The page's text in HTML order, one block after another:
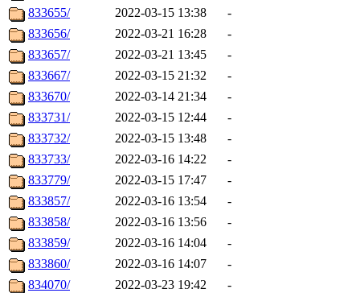
833655/
2022-03-15 13:38
-
833656/
2022-03-21 16:28
-
833657/
2022-03-21 13:45
-
833667/
2022-03-15 21:32
-
833670/
2022-03-14 21:34
-
833731/
2022-03-15 12:44
-
833732/
2022-03-15 13:48
-
833733/
2022-03-16 14:22
-
833779/
2022-03-15 17:47
-
833857/
2022-03-16 13:54
-
833858/
2022-03-16 13:56
-
833859/
2022-03-16 14:04
-
833860/
2022-03-16 14:07
-
834070/
2022-03-23 19:42
-